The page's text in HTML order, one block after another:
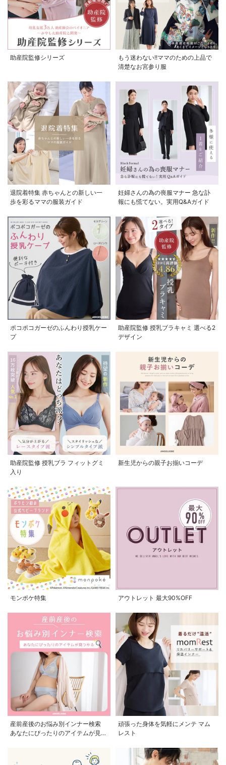
助産院監修シリーズ
もう迷わない!!ママのための上品で
清楚なお宮参り服
退院着特集 赤ちゃんとの新しい一
歩を彩るママの服装ガイド
妊婦さんの為の喪服マナー 急な訃
報にも慌てない。実用Q&Aガイド
ポコポコガーゼのふんわり授乳ケー
プ
助産院監修 授乳ブラキャミ 選べる2
デザイン
助産院監修 授乳ブラ フィットグミ
入り
新生児からの親子お揃いコーデ
モンポケ特集 アウトレット 最大90%OFF
産前産後のお悩み別インナー検索
あなたにぴったりのアイテムが見つ
頑張った身体を気軽にメンテ マム
レスト